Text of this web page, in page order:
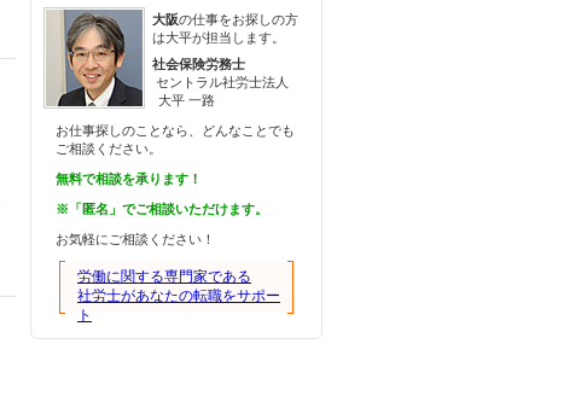
大阪の仕事をお探しの方
は大平が担当します。
社会保険労務士
セントラル社労士法人
大平 一路
お仕事探しのことなら、どんなことでも
ご相談ください。
無料で相談を承ります！
※「匿名」でご相談いただけます。
お気軽にご相談ください！
労働に関する専門家である
社労士があなたの転職をサポー
ト